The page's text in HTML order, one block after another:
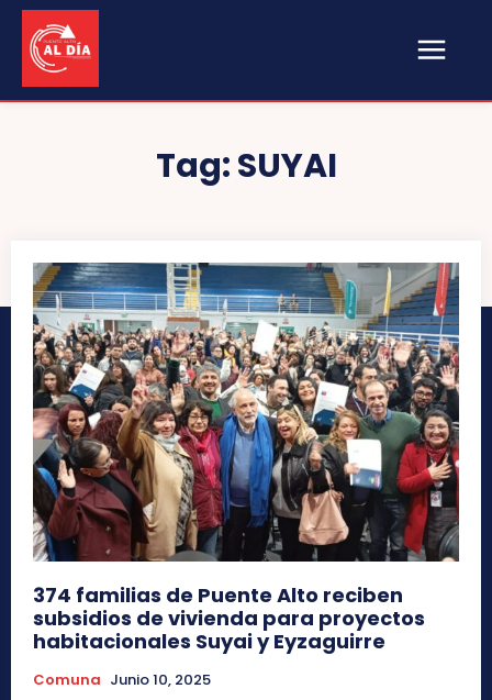
Tag:SUYAI
374 familias de Puente Alto reciben
subsidios de vivienda para proyectos
habitacionales Suyai y Eyzaguirre
Comuna Junio 10, 2025